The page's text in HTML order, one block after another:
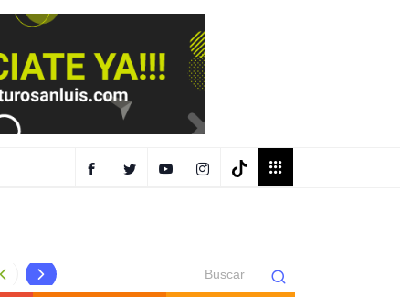
Protección Civil refuerza inspecciones en juegos